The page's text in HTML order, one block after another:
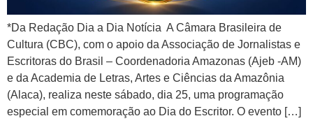
*Da Redação Dia a Dia Notícia A Câmara Brasileira de
Cultura (CBC), com o apoio da Associação de Jornalistas e
Escritoras do Brasil – Coordenadoria Amazonas (Ajeb -AM)
e da Academia de Letras, Artes e Ciências da Amazônia
(Alaca), realiza neste sábado, dia 25, uma programação
especial em comemoração ao Dia do Escritor. O evento […]